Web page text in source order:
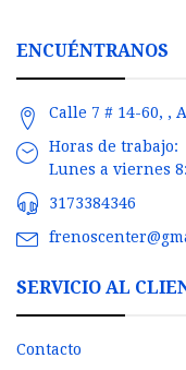
ENCUÉNTRANOS
Calle 7 # 14-60, ,
Horas de trabajo:
Lunes a viernes
3173384346
SERVICIO AL
Contacto